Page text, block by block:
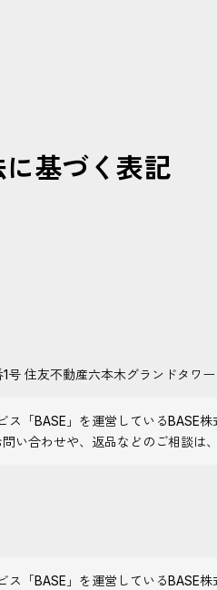
基づく表記
号 住友不動産六本木グランドタワ
ス「BASE」を運営しているBASE
い合わせや、返品などのご相談は、
ス「BASE」を運営しているBASE